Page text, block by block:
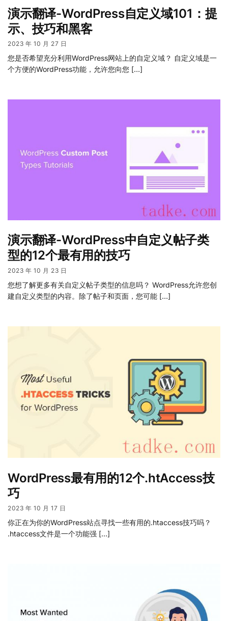
演示翻译-WordPress自定义域101：提
示、技巧和黑客
2023 年 10 月 27 日
您是否希望充分利用WordPress网站上的自定义域？ 自定义域是一
个方便的WordPress功能，允许您向您 […]
演示翻译-WordPress中自定义帖子类
型的12个最有用的技巧
2023 年 10 月 23 日
您想了解更多有关自定义帖子类型的信息吗？ WordPress允许您创
建自定义类型的内容。除了帖子和页面，您可能 […]
WordPress最有用的12个.htAccess技
巧
2023 年 10 月 17 日
你正在为你的WordPress站点寻找一些有用的.htaccess技巧吗？
.htaccess文件是一个功能强 […]